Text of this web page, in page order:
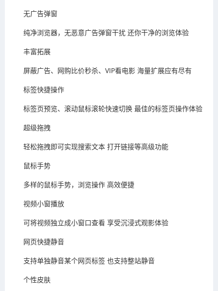
无广告弹窗
纯净浏览器，无恶意广告弹窗干扰 还你干净的浏览体验
丰富拓展
屏蔽广告、网购比价秒杀、VIP看电影 海量扩展应有尽有
标签快捷操作
标签页预览、滚动鼠标滚轮快速切换 最佳的标签页操作体验
超级拖拽
轻松拖拽即可实现搜索文本 打开链接等高级功能
鼠标手势
多样的鼠标手势，浏览操作 高效便捷
视频小窗播放
可将视频独立成小窗口查看 享受沉浸式观影体验
网页快捷静音
支持单独静音某个网页标签 也支持整站静音
个性皮肤